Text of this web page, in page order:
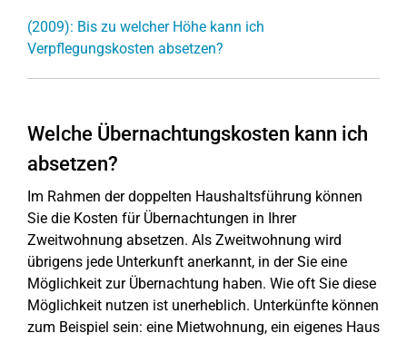
(2009): Bis zu welcher Höhe kann ich
Verpflegungskosten absetzen?
Welche Übernachtungskosten kann ich
absetzen?
Im Rahmen der doppelten Haushaltsführung können
Sie die Kosten für Übernachtungen in Ihrer
Zweitwohnung absetzen. Als Zweitwohnung wird
übrigens jede Unterkunft anerkannt, in der Sie eine
Möglichkeit zur Übernachtung haben. Wie oft Sie diese
Möglichkeit nutzen ist unerheblich. Unterkünfte können
zum Beispiel sein: eine Mietwohnung, ein eigenes Haus